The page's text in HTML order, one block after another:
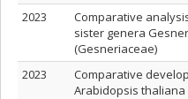
2023
Comparative
sister genera
(Gesneriaceae)
2023
Comparative
Arabidopsis thaliana